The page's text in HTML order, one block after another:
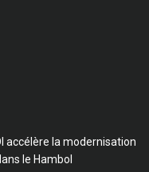
accélère la modernisation
le Hambol